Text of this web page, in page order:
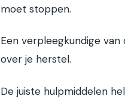
moet stoppen.
Een verpleegkundige
over je herstel.
De juiste hulpmiddelen